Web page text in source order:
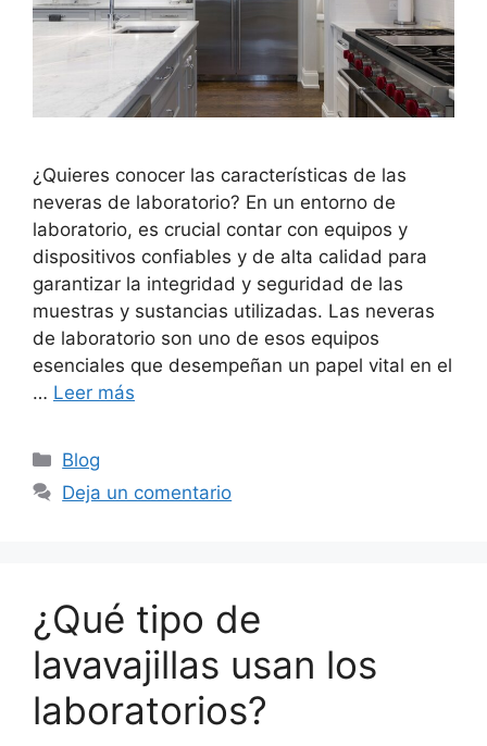
¿Quieres conocer las características de las
neveras de laboratorio? En un entorno de
laboratorio, es crucial contar con equipos y
dispositivos confiables y de alta calidad para
garantizar la integridad y seguridad de las
muestras y sustancias utilizadas. Las neveras
de laboratorio son uno de esos equipos
esenciales que desempeñan un papel vital en el
… Leer más
Categorías
Blog
Deja un comentario
¿Qué tipo de
lavavajillas usan los
laboratorios?